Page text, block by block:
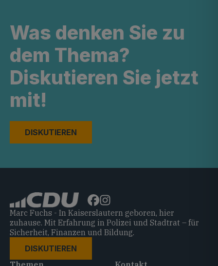
Was denken Sie zu
dem Thema?
Diskutieren Sie jetzt
mit!
DISKUTIEREN
Marc Fuchs - In Kaiserslautern geboren, hier
zuhause. Mit Erfahrung in Polizei und Stadtrat – für
Sicherheit, Finanzen und Bildung.
DISKUTIEREN